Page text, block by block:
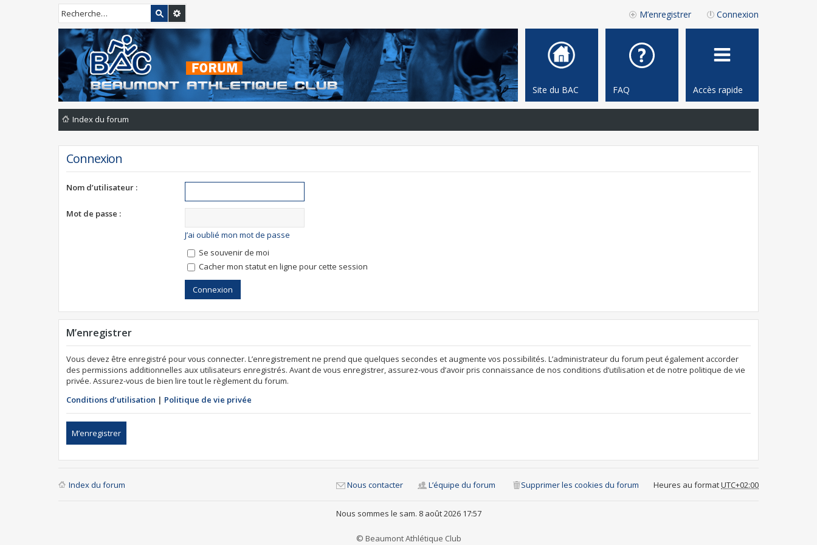
Connexion
M’enregistrer
Accès rapide
FAQ
Site du BAC
Index du forum
Connexion
Nom d’utilisateur :
Mot de passe :
J’ai oublié mon mot de passe
Se souvenir de moi
Cacher mon statut en ligne pour cette session
M’enregistrer
Vous devez être enregistré pour vous connecter. L’enregistrement ne prend que quelques secondes et augmente vos possibilités. L’administrateur du forum peut également accorder
des permissions additionnelles aux utilisateurs enregistrés. Avant de vous enregistrer, assurez-vous d’avoir pris connaissance de nos conditions d’utilisation et de notre politique de vie
privée. Assurez-vous de bien lire tout le règlement du forum.
Conditions d’utilisation | Politique de vie privée
M’enregistrer
Index du forum Heures au formatUTC+02:00
Supprimer les cookies du forum
L’équipe du forum
Nous contacter
Nous sommes le sam. 8 août 2026 17:57
© Beaumont Athlétique Club